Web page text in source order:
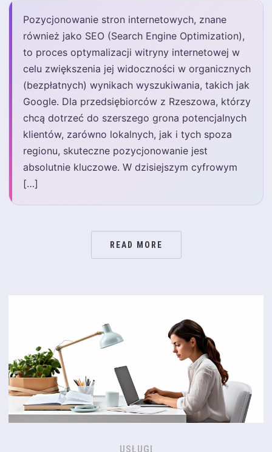
Pozycjonowanie stron internetowych, znane
również jako SEO (Search Engine Optimization),
to proces optymalizacji witryny internetowej w
celu zwiększenia jej widoczności w organicznych
(bezpłatnych) wynikach wyszukiwania, takich jak
Google. Dla przedsiębiorców z Rzeszowa, którzy
chcą dotrzeć do szerszego grona potencjalnych
klientów, zarówno lokalnych, jak i tych spoza
regionu, skuteczne pozycjonowanie jest
absolutnie kluczowe. W dzisiejszym cyfrowym
[…]
READ MORE
USŁUGI